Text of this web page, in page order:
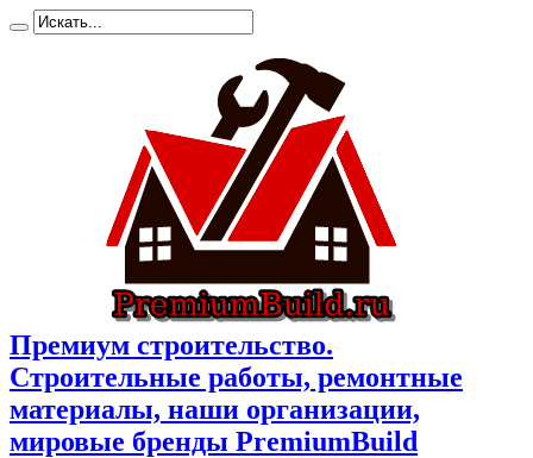
Премиум cтроительство.
Cтроительные работы, ремонтные
материалы, наши организации,
мировые бренды PremiumBuild